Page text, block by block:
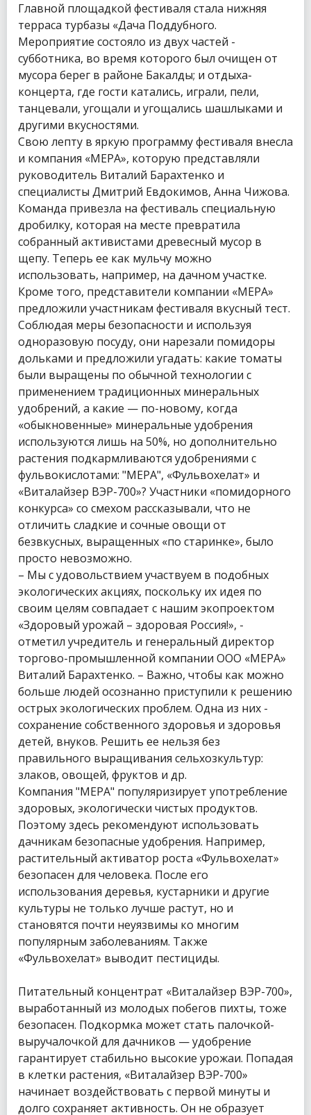
Главной площадкой фестиваля стала нижняя
терраса турбазы «Дача Поддубного.
Мероприятие состояло из двух частей -
субботника, во время которого был очищен от
мусора берег в районе Бакалды; и отдыха-
концерта, где гости катались, играли, пели,
танцевали, угощали и угощались шашлыками и
другими вкусностями.
Свою лепту в яркую программу фестиваля внесла
и компания «МЕРА», которую представляли
руководитель Виталий Барахтенко и
специалисты Дмитрий Евдокимов, Анна Чижова.
Команда привезла на фестиваль специальную
дробилку, которая на месте превратила
собранный активистами древесный мусор в
щепу. Теперь ее как мульчу можно
использовать, например, на дачном участке.
Кроме того, представители компании «МЕРА»
предложили участникам фестиваля вкусный тест.
Соблюдая меры безопасности и используя
одноразовую посуду, они нарезали помидоры
дольками и предложили угадать: какие томаты
были выращены по обычной технологии с
применением традиционных минеральных
удобрений, а какие — по-новому, когда
«обыкновенные» минеральные удобрения
используются лишь на 50%, но дополнительно
растения подкармливаются удобрениями с
фульвокислотами: "МЕРА", «Фульвохелат» и
«Виталайзер ВЭР-700»? Участники «помидорного
конкурса» со смехом рассказывали, что не
отличить сладкие и сочные овощи от
безвкусных, выращенных «по старинке», было
просто невозможно.
– Мы с удовольствием участвуем в подобных
экологических акциях, поскольку их идея по
своим целям совпадает с нашим экопроектом
«Здоровый урожай – здоровая Россия!», -
отметил учредитель и генеральный директор
торгово-промышленной компании ООО «МЕРА»
Виталий Барахтенко. – Важно, чтобы как можно
больше людей осознанно приступили к решению
острых экологических проблем. Одна из них -
сохранение собственного здоровья и здоровья
детей, внуков. Решить ее нельзя без
правильного выращивания сельхозкультур:
злаков, овощей, фруктов и др.
Компания "МЕРА" популяризирует употребление
здоровых, экологически чистых продуктов.
Поэтому здесь рекомендуют использовать
дачникам безопасные удобрения. Например,
растительный активатор роста «Фульвохелат»
безопасен для человека. После его
использования деревья, кустарники и другие
культуры не только лучше растут, но и
становятся почти неуязвимы ко многим
популярным заболеваниям. Также
«Фульвохелат» выводит пестициды.
Питательный концентрат «Виталайзер ВЭР-700»,
выработанный из молодых побегов пихты, тоже
безопасен. Подкормка может стать палочкой-
выручалочкой для дачников — удобрение
гарантирует стабильно высокие урожаи. Попадая
в клетки растения, «Виталайзер ВЭР-700»
начинает воздействовать с первой минуты и
долго сохраняет активность. Он не образует